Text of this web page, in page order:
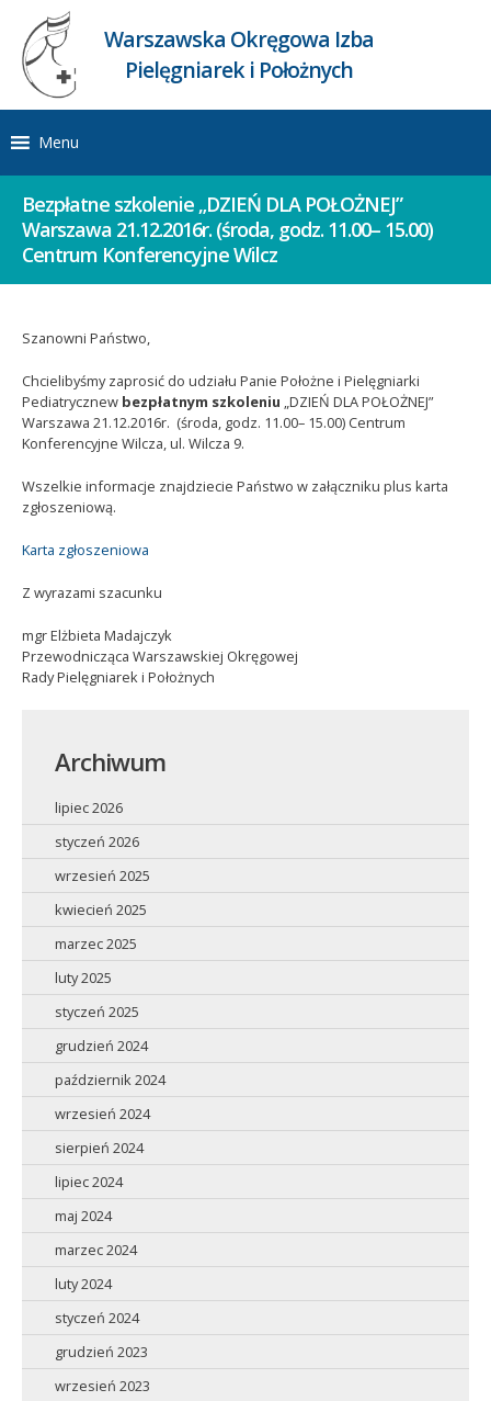
Warszawska Okręgowa Izba
Pielęgniarek i Położnych
Menu
Bezpłatne szkolenie „DZIEŃ DLA POŁOŻNEJ”
Warszawa 21.12.2016r. (środa, godz. 11.00– 15.00)
Centrum Konferencyjne Wilcz
Szanowni Państwo,
Chcielibyśmy zaprosić do udziału Panie Położne i Pielęgniarki
Pediatrycznew bezpłatnym szkoleniu „DZIEŃ DLA POŁOŻNEJ”
Warszawa 21.12.2016r. (środa, godz. 11.00– 15.00) Centrum
Konferencyjne Wilcza, ul. Wilcza 9.
Wszelkie informacje znajdziecie Państwo w załączniku plus karta
zgłoszeniową.
Karta zgłoszeniowa
Z wyrazami szacunku
mgr Elżbieta Madajczyk
Przewodnicząca Warszawskiej Okręgowej
Rady Pielęgniarek i Położnych
Archiwum
lipiec 2026
styczeń 2026
wrzesień 2025
kwiecień 2025
marzec 2025
luty 2025
styczeń 2025
grudzień 2024
październik 2024
wrzesień 2024
sierpień 2024
lipiec 2024
maj 2024
marzec 2024
luty 2024
styczeń 2024
grudzień 2023
wrzesień 2023